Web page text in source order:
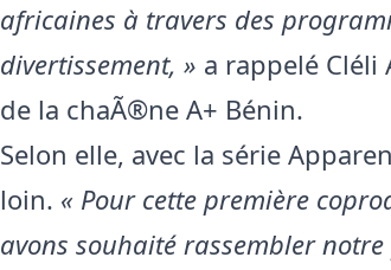
africaines à travers des
divertissement, » a rappelé Cléli
de la chaÃ®ne A+ Bénin.
Selon elle, avec la série
loin. « Pour cette première
avons souhaité rassembler